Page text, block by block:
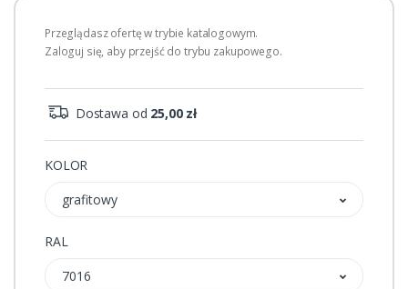
Przeglądasz ofertę w trybie katalogowym.
Zaloguj się, aby przejść do trybu zakupowego.
Dostawa od 25,00 zł
KOLOR
grafitowy
RAL
7016